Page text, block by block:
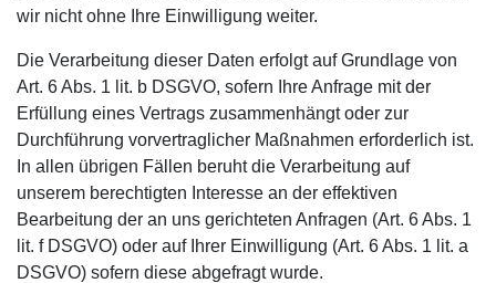
wir nicht ohne Ihre Einwilligung weiter.
Die Verarbeitung dieser Daten erfolgt auf Grundlage von
Art. 6 Abs. 1 lit. b DSGVO, sofern Ihre Anfrage mit der
Erfüllung eines Vertrags zusammenhängt oder zur
Durchführung vorvertraglicher Maßnahmen erforderlich ist.
In allen übrigen Fällen beruht die Verarbeitung auf
unserem berechtigten Interesse an der effektiven
Bearbeitung der an uns gerichteten Anfragen (Art. 6 Abs. 1
lit. f DSGVO) oder auf Ihrer Einwilligung (Art. 6 Abs. 1 lit. a
DSGVO) sofern diese abgefragt wurde.